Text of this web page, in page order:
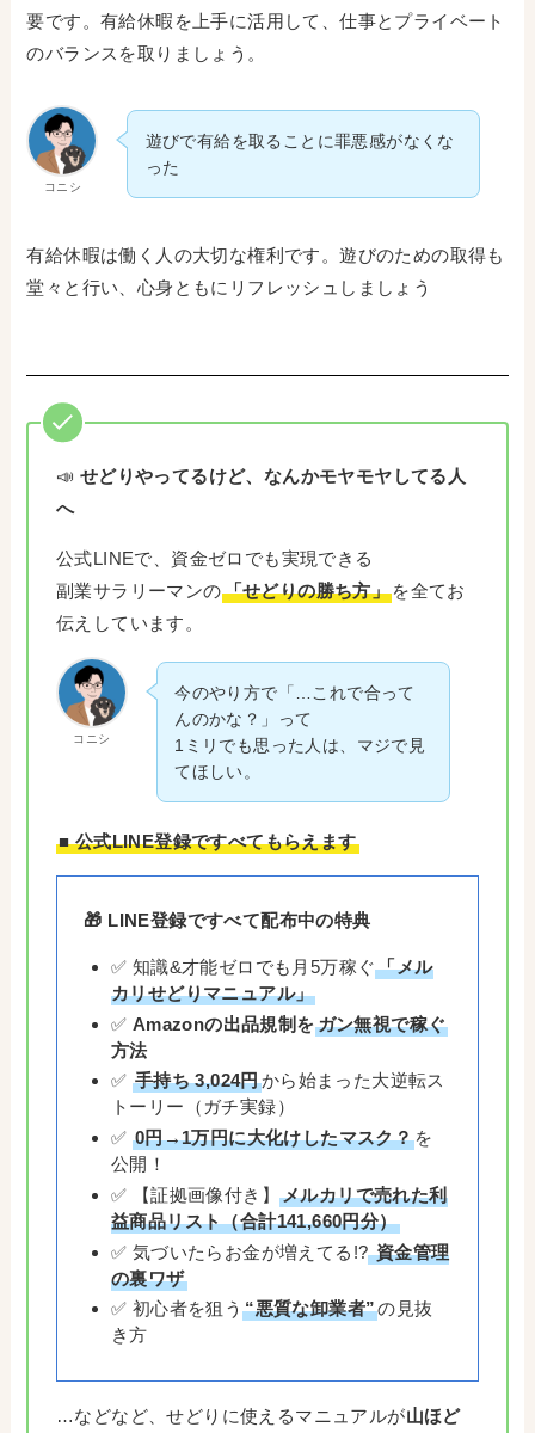
要です。有給休暇を上手に活用して、仕事とプライベート
のバランスを取りましょう。
コニシ
遊びで有給を取ることに罪悪感がなくな
った
有給休暇は働く人の大切な権利です。遊びのための取得も
堂々と行い、心身ともにリフレッシュしましょう
📣 せどりやってるけど、なんかモヤモヤしてる人
へ
公式LINEで、資金ゼロでも実現できる
副業サラリーマンの「せどりの勝ち方」 を全てお
伝えしています。
コニシ
今のやり方で「…これで合って
んのかな？」って
1ミリでも思った人は、マジで見
てほしい。
■ 公式LINE登録ですべてもらえます
🎁 LINE登録ですべて配布中の特典
✅ 知識&才能ゼロでも月5万稼ぐ「メル
カリせどりマニュアル」
✅ Amazonの出品規制をガン無視で稼ぐ
方法
✅ 手持ち 3,024円から始まった大逆転ス
トーリー（ガチ実録）
✅ 0円→1万円に大化けしたマスク？ を
公開！
✅ 【証拠画像付き】
メルカリで売れた利
益商品リスト（合計141,660円分）
✅ 気づいたらお金が増えてる!?資金管理
の裏ワザ
✅ 初心者を狙う“悪質な卸業者”の見抜
き方
…などなど、せどりに使えるマニュアルが山ほど